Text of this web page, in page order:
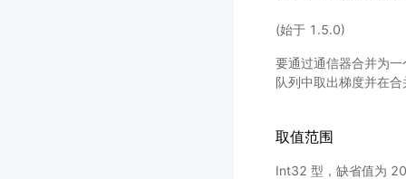
(始于 1.5.0)
要通过通信器合并为
队列中取出梯度并在
取值范围
Int32 型，缺省值为